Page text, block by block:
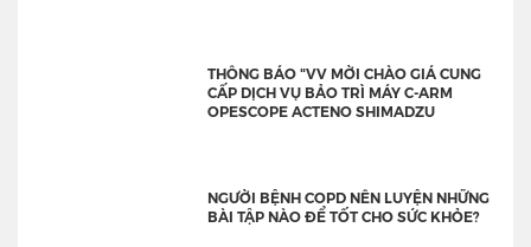
THÔNG BÁO "VV MỜI CHÀO GIÁ CUNG
CẤP DỊCH VỤ BẢO TRÌ MÁY C-ARM
OPESCOPE ACTENO SHIMADZU
NGƯỜI BỆNH COPD NÊN LUYỆN NHỮNG
BÀI TẬP NÀO ĐỂ TỐT CHO SỨC KHỎE?